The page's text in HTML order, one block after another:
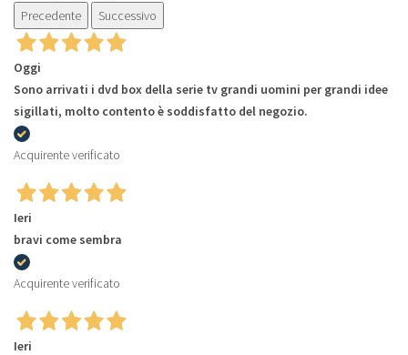
Precedente
Successivo
Oggi
Sono arrivati i dvd box della serie tv grandi uomini per grandi idee
sigillati, molto contento è soddisfatto del negozio.
Acquirente verificato
Ieri
bravi come sembra
Acquirente verificato
Ieri